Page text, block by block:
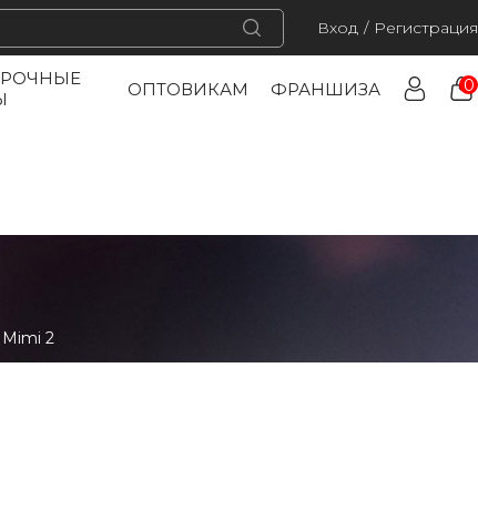
Вход / Регистрация
ОПТОВИКАМ ФРАНШИЗА 0
2